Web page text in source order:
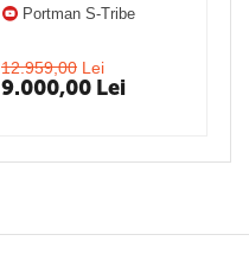
Portman S-Tribe
12.959,00 Lei
9.000,00 Lei